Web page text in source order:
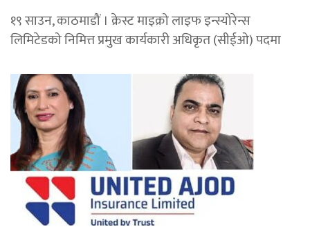
१९ साउन, काठमाडौं । क्रेस्ट माइक्रो लाइफ इन्स्योरेन्स
लिमिटेडको निमित्त प्रमुख कार्यकारी अधिकृत (सीईओ) पदमा